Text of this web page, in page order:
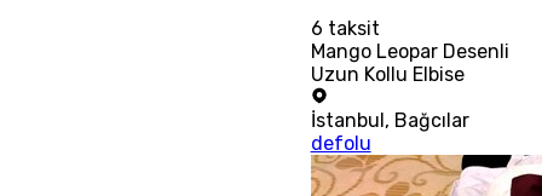
6 taksit
Mango Leopar Desenli
Uzun Kollu Elbise
İstanbul , Bağcılar
defolu